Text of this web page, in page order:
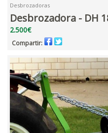
Desbrozadoras
Desbrozadora - DH
2.500€
Compartir: